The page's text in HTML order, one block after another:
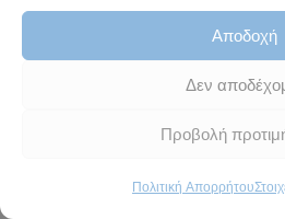
Αποδοχή
Δεν
Προβολή
Πολιτική Απορρήτου
24/09/2024 Υδροβιότοπος
Βροχές και τοπικές καταιγίδες